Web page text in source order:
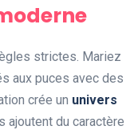
strictes. Mariez
aux puces avec des
crée un univers
ajoutent du caractère